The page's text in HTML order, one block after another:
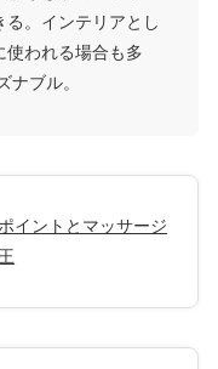
る。インテリアとし
使われる場合も多
ナブル。
イントとマッサージ